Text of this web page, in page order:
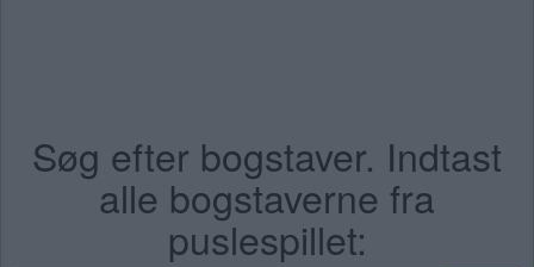
Søg efter bogstaver. Indtast
alle bogstaverne fra
puslespillet: